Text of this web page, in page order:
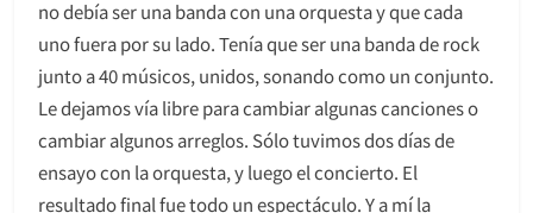
no debía ser una banda con una orquesta y que cada
uno fuera por su lado. Tenía que ser una banda de rock
junto a 40 músicos, unidos, sonando como un conjunto.
Le dejamos vía libre para cambiar algunas canciones o
cambiar algunos arreglos. Sólo tuvimos dos días de
ensayo con la orquesta, y luego el concierto. El
resultado final fue todo un espectáculo. Y a mí la